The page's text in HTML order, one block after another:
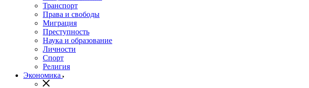
Транспорт
Права и свободы
Миграция
Преступность
Наука и образование
Личности
Спорт
Религия
Экономика